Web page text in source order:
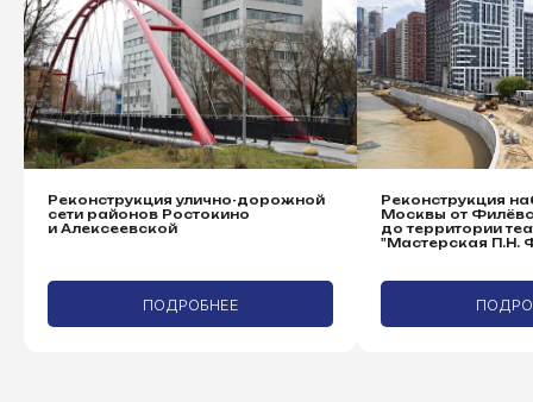
Реконструкция улично-дорожной
сети районов Ростокино
и Алексеевской
ПОДРОБНЕЕ
Реконструкция
Москвы от
до территории
"Мастерская П.Н.